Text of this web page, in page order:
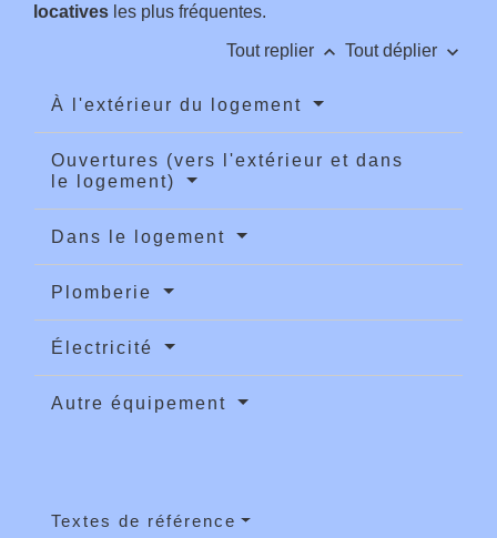
locatives les plus fréquentes.
Tout replier keyboard_arrow_up Tout déplier keyboard_arrow_down
À l'extérieur du logement
Ouvertures (vers l'extérieur et dans
le logement)
Dans le logement
Plomberie
Électricité
Autre équipement
Textes de référence